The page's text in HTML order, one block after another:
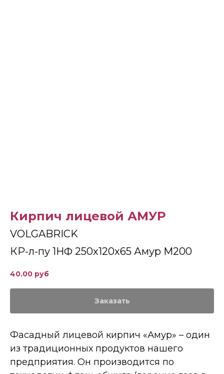
Кирпич лицевой АМУР
VOLGABRICK
КР-л-пу 1НФ 250х120х65 Амур М200
40.00 руб
Заказать
Фасадный лицевой кирпич «Амур» – один
из традиционных продуктов нашего
предприятия. Он производится по